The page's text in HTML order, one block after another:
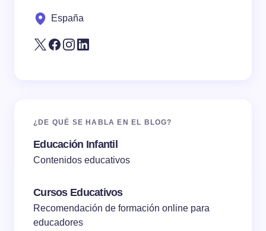
España
¿DE QUÉ SE HABLA EN EL BLOG?
Educación Infantil
Contenidos educativos
Cursos Educativos
Recomendación de formación online para
educadores